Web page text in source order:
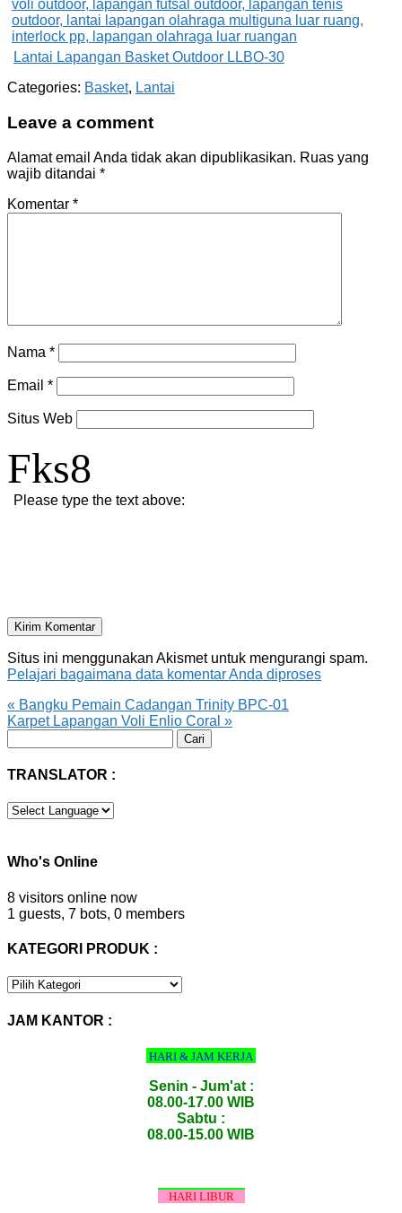
Lantai Lapangan Basket Outdoor LLBO-30
Categories: Basket, Lantai
Leave a comment
Alamat email Anda tidak akan dipublikasikan. Ruas yang
wajib ditandai *
Komentar *
Nama *
Email *
Situs Web
Fks8
Please type the text above:
Situs ini menggunakan Akismet untuk mengurangi spam.
Pelajari bagaimana data komentar Anda diproses
« Bangku Pemain Cadangan Trinity BPC-01
Karpet Lapangan Voli Enlio Coral »
untuk:
TRANSLATOR :
Who's Online
8 visitors online now
1 guests, 7 bots, 0 members
KATEGORI PRODUK :
KATEGORI
JAM KANTOR :
HARI & JAM KERJA
Senin - Jum'at :
08.00-17.00 WIB
Sabtu :
08.00-15.00 WIB
HARI LIBUR